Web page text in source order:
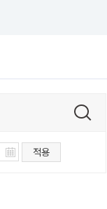
적용